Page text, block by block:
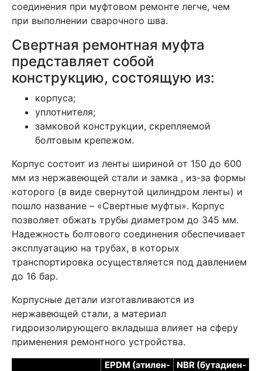
соединения при муфтовом ремонте легче, чем
при выполнении сварочного шва.
Свертная ремонтная муфта
представляет собой
конструкцию, состоящую из:
корпуса;
уплотнителя;
замковой конструкции, скрепляемой
болтовым крепежом.
Корпус состоит из ленты шириной от 150 до 600
мм из нержавеющей стали и замка , из-за формы
которого (в виде свернутой цилиндром ленты) и
пошло название – «Свертные муфты». Корпус
позволяет обжать трубы диаметром до 345 мм.
Надежность болтового соединения обеспечивает
эксплуатацию на трубах, в которых
транспортировка осуществляется под давлением
до 16 бар.
Корпусные детали изготавливаются из
нержавеющей стали, а материал
гидроизолирующего вкладыша влияет на сферу
применения ремонтного устройства.
EPDM (этилен-
NBR (бутадиен-